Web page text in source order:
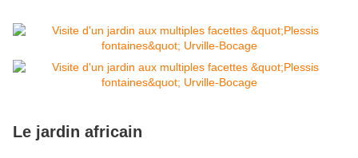
Le jardin africain